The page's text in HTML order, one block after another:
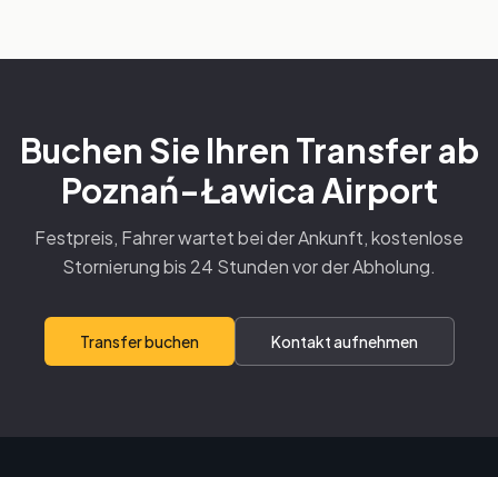
Buchen Sie Ihren Transfer ab
Poznań-Ławica Airport
Festpreis, Fahrer wartet bei der Ankunft, kostenlose
Stornierung bis 24 Stunden vor der Abholung.
Transfer buchen Kontakt aufnehmen